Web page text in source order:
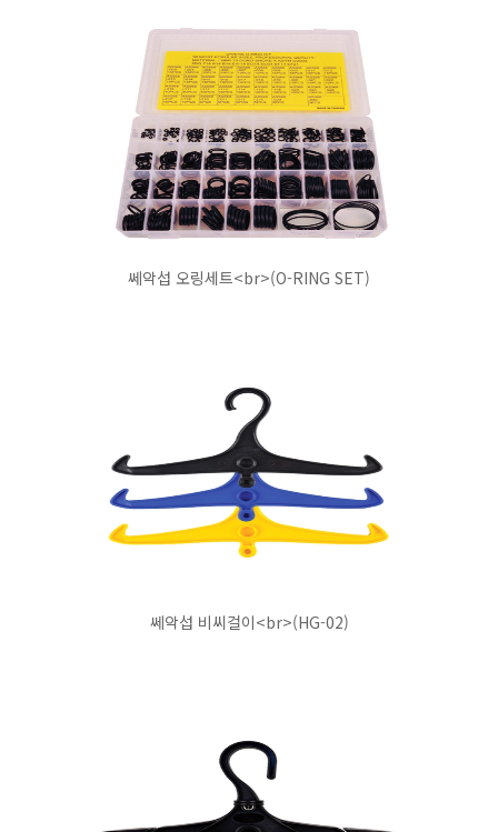
쎄악섭 오링세트<br>(O-RING SET)
쎄악섭 비씨걸이<br>(HG-02)